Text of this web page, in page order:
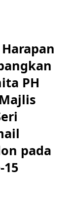
PH
pada